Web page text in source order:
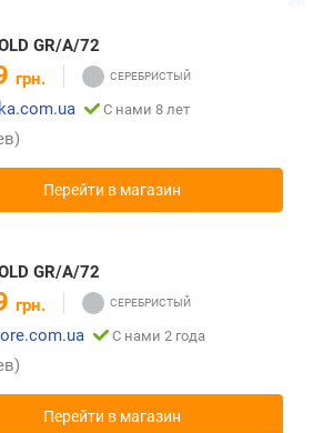
GR/A/72
грн.
С нами 8 лет
Перейти в магазин
GR/A/72
грн.
С нами 2 года
Перейти в магазин